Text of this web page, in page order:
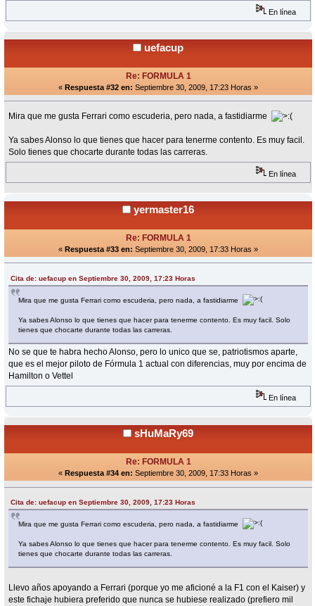
En línea
uefacup
Re: FORMULA 1
« Respuesta #32 en: Septiembre 30, 2009, 17:23 Horas »
Mira que me gusta Ferrari como escuderia, pero nada, a fastidiarme
Ya sabes Alonso lo que tienes que hacer para tenerme contento. Es muy facil.
Solo tienes que chocarte durante todas las carreras.
En línea
yermaster16
Re: FORMULA 1
« Respuesta #33 en: Septiembre 30, 2009, 17:33 Horas »
Cita de: uefacup en Septiembre 30, 2009, 17:23 Horas
Mira que me gusta Ferrari como escuderia, pero nada, a fastidiarme
Ya sabes Alonso lo que tienes que hacer para tenerme contento. Es muy facil. Solo
tienes que chocarte durante todas las carreras.
No se que te habra hecho Alonso, pero lo unico que se, patriotismos aparte,
que es el mejor piloto de Fórmula 1 actual con diferencias, muy por encima de
Hamilton o Vettel
En línea
sHuMaRy69
Re: FORMULA 1
« Respuesta #34 en: Septiembre 30, 2009, 17:33 Horas »
Cita de: uefacup en Septiembre 30, 2009, 17:23 Horas
Mira que me gusta Ferrari como escuderia, pero nada, a fastidiarme
Ya sabes Alonso lo que tienes que hacer para tenerme contento. Es muy facil. Solo
tienes que chocarte durante todas las carreras.
Llevo años apoyando a Ferrari (porque yo me aficioné a la F1 con el Kaiser) y
este fichaje hubiera preferido que nunca se hubiese realizado (prefiero mil